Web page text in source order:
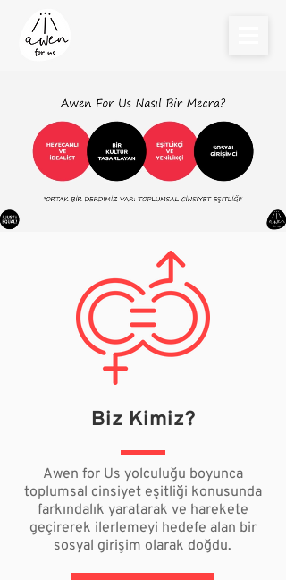
Biz Kimiz?
Awen for Us yolculuğu boyunca
toplumsal cinsiyet eşitliği konusunda
farkındalık yaratarak ve harekete
geçirerek ilerlemeyi hedefe alan bir
sosyal girişim olarak doğdu.